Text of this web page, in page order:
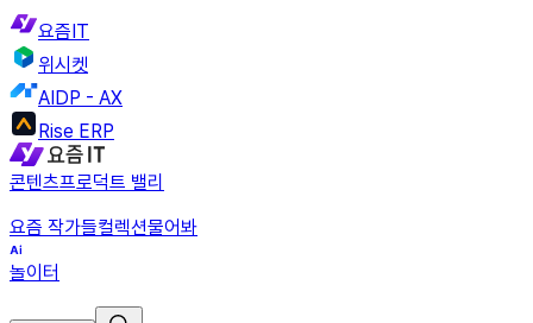
요즘IT
위시켓
AIDP - AX
Rise ERP
콘텐츠프로덕트 밸리
요즘 작가들컬렉션물어봐
놀이터